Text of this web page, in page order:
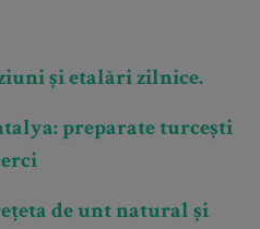
și etalări zilnice.
preparate turcești
de unt natural și